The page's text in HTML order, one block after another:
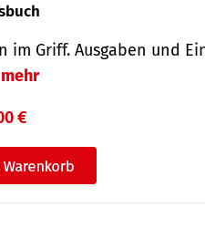
im Griff. Aus­gaben und
mehr
€